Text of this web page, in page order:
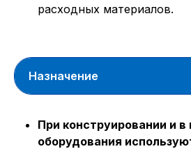
расходных материалов.
При конструировании и в
оборудования